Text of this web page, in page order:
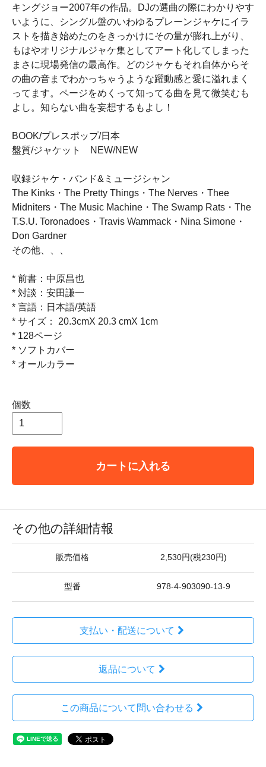
キングジョー2007年の作品。DJの選曲の際にわかりやす
いように、シングル盤のいわゆるプレーンジャケにイラ
ストを描き始めたのをきっかけにその量が膨れ上がり、
もはやオリジナルジャケ集としてアート化してしまった
まさに現場発信の最高作。どのジャケもそれ自体からそ
の曲の音までわかっちゃうような躍動感と愛に溢れまく
ってます。ページをめくって知ってる曲を見て微笑むも
よし。知らない曲を妄想するもよし！
BOOK/プレスポップ/日本
盤質/ジャケット NEW/NEW
収録ジャケ・バンド&ミュージシャン
The Kinks・The Pretty Things・The Nerves・Thee
Midniters・The Music Machine・The Swamp Rats・The
T.S.U. Toronadoes・Travis Wammack・Nina Simone・
Don Gardner
その他、、、
* 前書：中原昌也
* 対談：安田謙一
* 言語：日本語/英語
* サイズ： 20.3cmX 20.3 cmX 1cm
* 128ページ
* ソフトカバー
* オールカラー
個数
カートに入れる
その他の詳細情報
販売価格 2,530円(税230円)
型番 978-4-903090-13-9
支払い・配送について
返品について
この商品について問い合わせる